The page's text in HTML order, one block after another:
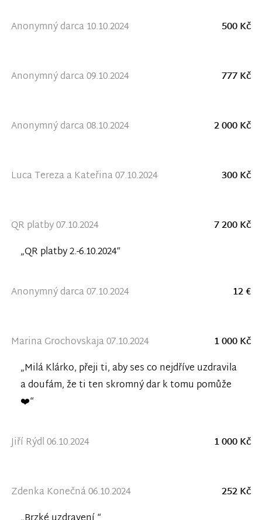
Anonymný darca 10.10.2024 500 Kč
Anonymný darca 09.10.2024 777 Kč
Anonymný darca 08.10.2024 2 000 Kč
Luca Tereza a Kateřina 07.10.2024 300 Kč
QR platby 07.10.2024
7 200 Kč
„QR platby 2.-6.10.2024“
Anonymný darca 07.10.2024 12 €
Marina Grochovskaja 07.10.2024
1 000 Kč
„Milá Klárko, přeji ti, aby ses co nejdříve uzdravila
a doufám, že ti ten skromný dar k tomu pomůže
❤️“
Jiří Rýdl 06.10.2024 1 000 Kč
Zdenka Konečná 06.10.2024
252 Kč